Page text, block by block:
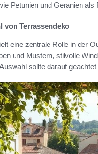
Petunien und Geranien als
von Terrassendeko
eine zentrale Rolle in der
und Mustern, stilvolle
sollte darauf